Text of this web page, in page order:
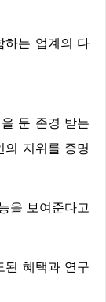
하는 업계의 다
둔 존경 받는
의 지위를 증명
을 보여준다고
된 혜택과 연구